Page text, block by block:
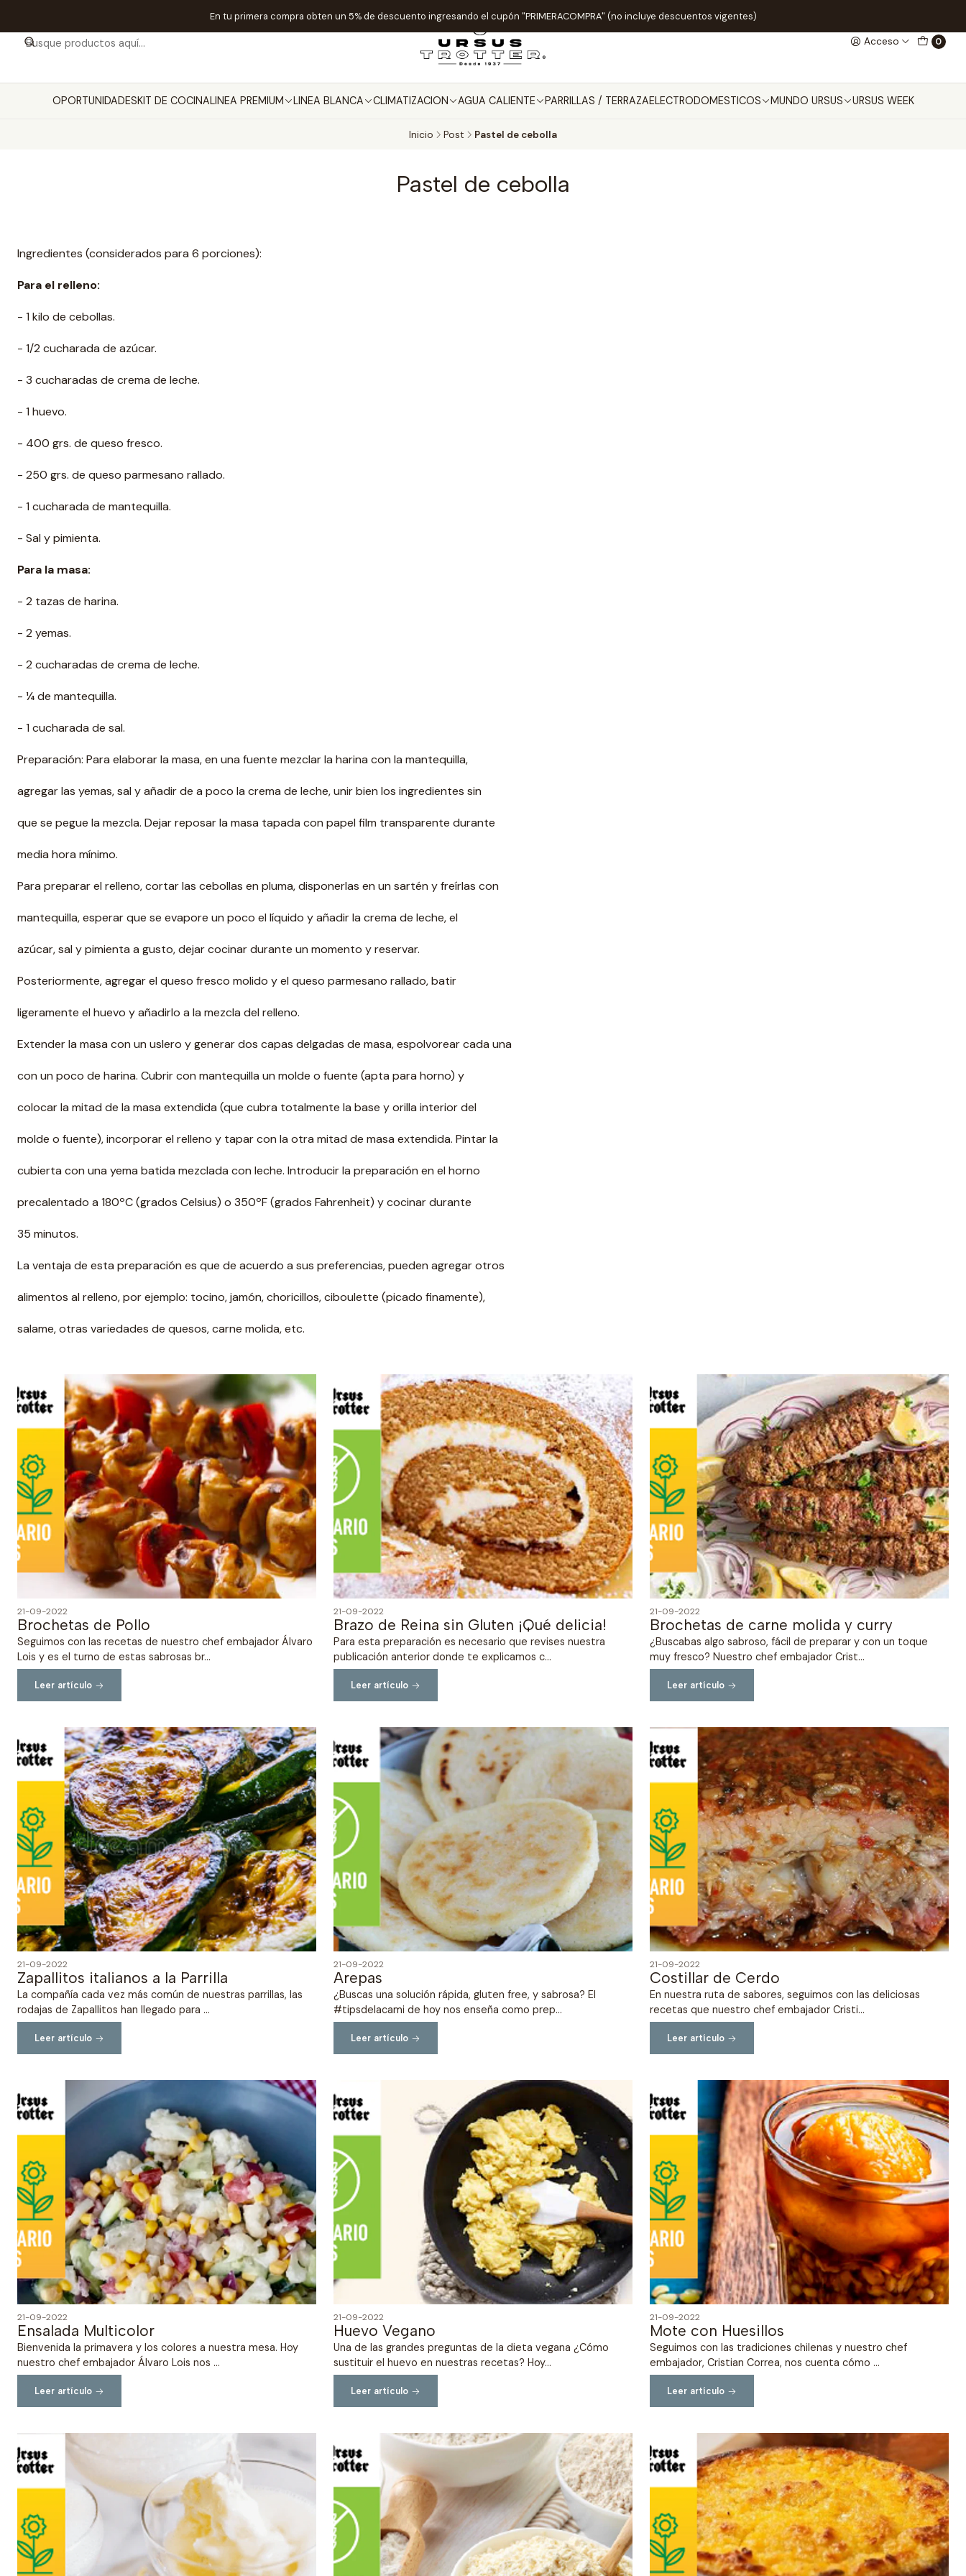
Acceso 0
OPORTUNIDADESKIT DE COCINALINEA PREMIUM LINEA BLANCA CLIMATIZACION AGUA CALIENTE PARRILLAS / TERRAZAELECTRODOMESTICOS MUNDO URSUS URSUS WEEK
En tu primera compra obten un 5% de descuento ingresando el cupón "PRIMERACOMPRA" (no incluye descuentos vigentes)
Inicio Post Pastel de cebolla
Pastel de cebolla
Ingredientes (considerados para 6 porciones):
Para el relleno:
- 1 kilo de cebollas.
- 1/2 cucharada de azúcar.
- 3 cucharadas de crema de leche.
- 1 huevo.
- 400 grs. de queso fresco.
- 250 grs. de queso parmesano rallado.
- 1 cucharada de mantequilla.
- Sal y pimienta.
Para la masa:
- 2 tazas de harina.
- 2 yemas.
- 2 cucharadas de crema de leche.
- ¼ de mantequilla.
- 1 cucharada de sal.
Preparación: Para elaborar la masa, en una fuente mezclar la harina con la mantequilla,
agregar las yemas, sal y añadir de a poco la crema de leche, unir bien los ingredientes sin
que se pegue la mezcla. Dejar reposar la masa tapada con papel film transparente durante
media hora mínimo.
Para preparar el relleno, cortar las cebollas en pluma, disponerlas en un sartén y freírlas con
mantequilla, esperar que se evapore un poco el líquido y añadir la crema de leche, el
azúcar, sal y pimienta a gusto, dejar cocinar durante un momento y reservar.
Posteriormente, agregar el queso fresco molido y el queso parmesano rallado, batir
ligeramente el huevo y añadirlo a la mezcla del relleno.
Extender la masa con un uslero y generar dos capas delgadas de masa, espolvorear cada una
con un poco de harina. Cubrir con mantequilla un molde o fuente (apta para horno) y
colocar la mitad de la masa extendida (que cubra totalmente la base y orilla interior del
molde o fuente), incorporar el relleno y tapar con la otra mitad de masa extendida. Pintar la
cubierta con una yema batida mezclada con leche. Introducir la preparación en el horno
precalentado a 180ºC (grados Celsius) o 350ºF (grados Fahrenheit) y cocinar durante
35 minutos.
La ventaja de esta preparación es que de acuerdo a sus preferencias, pueden agregar otros
alimentos al relleno, por ejemplo: tocino, jamón, choricillos, ciboulette (picado finamente),
salame, otras variedades de quesos, carne molida, etc.
21-09-2022
Brochetas de Pollo
Seguimos con las recetas de nuestro chef embajador Álvaro
Lois y es el turno de estas sabrosas br...
Leer artículo
21-09-2022
Brazo de Reina sin Gluten ¡Qué delicia!
Para esta preparación es necesario que revises nuestra
publicación anterior donde te explicamos c...
Leer artículo
21-09-2022
Brochetas de carne molida y curry
¿Buscabas algo sabroso, fácil de preparar y con un toque
muy fresco? Nuestro chef embajador Crist...
Leer artículo
21-09-2022
Zapallitos italianos a la Parrilla
La compañía cada vez más común de nuestras parrillas, las
rodajas de Zapallitos han llegado para ...
Leer artículo
21-09-2022
Arepas
¿Buscas una solución rápida, gluten free, y sabrosa? El
#tipsdelacami de hoy nos enseña como prep...
Leer artículo
21-09-2022
Costillar de Cerdo
En nuestra ruta de sabores, seguimos con las deliciosas
recetas que nuestro chef embajador Cristi...
Leer artículo
21-09-2022
Ensalada Multicolor
Bienvenida la primavera y los colores a nuestra mesa. Hoy
nuestro chef embajador Álvaro Lois nos ...
Leer artículo
21-09-2022
Huevo Vegano
Una de las grandes preguntas de la dieta vegana ¿Cómo
sustituir el huevo en nuestras recetas? Hoy...
Leer artículo
21-09-2022
Mote con Huesillos
Seguimos con las tradiciones chilenas y nuestro chef
embajador, Cristian Correa, nos cuenta cómo ...
Leer artículo